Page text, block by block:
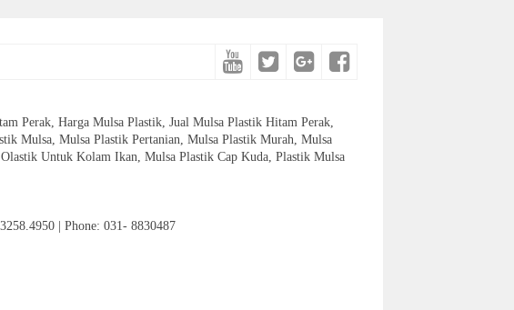
Perak, Harga Mulsa Plastik, Jual Mulsa Plastik Hitam Perak,
Mulsa, Mulsa Plastik Pertanian, Mulsa Plastik Murah, Mulsa
Untuk Kolam Ikan, Mulsa Plastik Cap Kuda, Plastik Mulsa
Phone: 031- 8830487